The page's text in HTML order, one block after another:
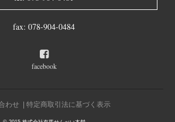
fax: 078-904-0484
facebook
わせ 特定商取引法に基づく表示